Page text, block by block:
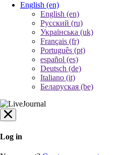
English (en)
English (en)
Русский (ru)
Українська (uk)
Français (fr)
Português (pt)
español (es)
Deutsch (de)
Italiano (it)
Беларуская (be)
Log in